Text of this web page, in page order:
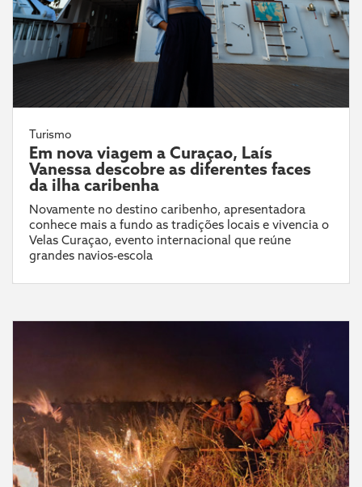
Turismo
Em nova viagem a Curaçao, Laís
Vanessa descobre as diferentes faces
da ilha caribenha
Novamente no destino caribenho, apresentadora
conhece mais a fundo as tradições locais e vivencia o
Velas Curaçao, evento internacional que reúne
grandes navios-escola